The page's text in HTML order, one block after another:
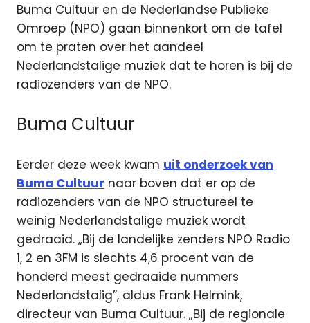
Buma Cultuur en de Nederlandse Publieke
Omroep (NPO) gaan binnenkort om de tafel
om te praten over het aandeel
Nederlandstalige muziek dat te horen is bij de
radiozenders van de NPO.
Buma Cultuur
Eerder deze week kwam uit onderzoek van
Buma Cultuur naar boven dat er op de
radiozenders van de NPO structureel te
weinig Nederlandstalige muziek wordt
gedraaid. „Bij de landelijke zenders NPO Radio
1, 2 en 3FM is slechts 4,6 procent van de
honderd meest gedraaide nummers
Nederlandstalig”, aldus Frank Helmink,
directeur van Buma Cultuur. „Bij de regionale